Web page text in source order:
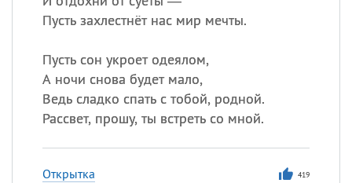
Пусть захлестнёт нас мир мечты.
Пусть сон укроет одеялом,
А ночи снова будет мало,
Ведь сладко спать с тобой, родной.
Рассвет, прошу, ты встреть со мной.
Открытка 419